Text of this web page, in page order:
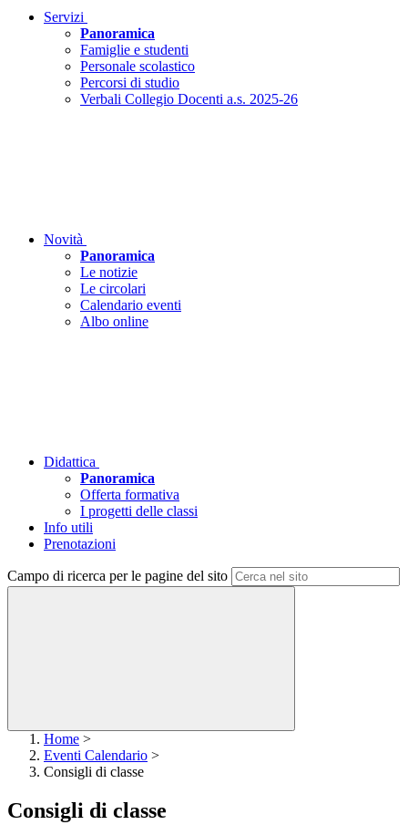
Servizi
Panoramica
Famiglie e studenti
Personale scolastico
Percorsi di studio
Verbali Collegio Docenti a.s. 2025-26
Novità
Panoramica
Le notizie
Le circolari
Calendario eventi
Albo online
Didattica
Panoramica
Offerta formativa
I progetti delle classi
Info utili
Prenotazioni
Campo di ricerca per le pagine del sito
Home >
Eventi Calendario >
Consigli di classe
Consigli di classe